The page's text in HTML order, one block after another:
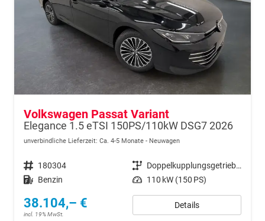
Volkswagen Passat Variant
Elegance 1.5 eTSI 150PS/110kW DSG7 2026
unverbindliche Lieferzeit: Ca. 4-5 Monate Neuwagen
Fahrzeugnr. 180304 Getriebe
Doppelkupplungsgetriebe (DSG)
Kraftstoff Benzin Leistung 110 kW (150 PS)
38.104,– €
incl. 19% MwSt.
Details